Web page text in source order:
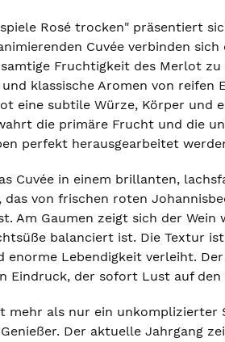
Rosé trocken" präsentiert
Cuvée verbinden
Fruchtigkeit des Merlot
klassische Aromen von
eine subtile Würze, Körper und
die primäre Frucht und die
perfekt herausgearbeitet
Cuvée in einem brillanten,
das von frischen roten
Am Gaumen zeigt sich der
balanciert ist. Die Textur
enorme Lebendigkeit verleiht.
Eindruck, der sofort Lust auf
mehr als nur ein
Der aktuelle Jahrgang